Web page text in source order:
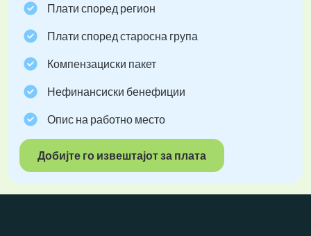
Плати според регион
Плати според старосна група
Компензациски пакет
Нефинансиски бенефиции
Опис на работно место
Добијте го извештајот за плата